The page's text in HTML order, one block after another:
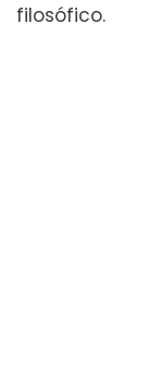
filosófico.